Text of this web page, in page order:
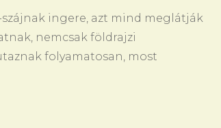
szájnak ingere, azt mind meglátják
nemcsak földrajzi
folyamatosan, most